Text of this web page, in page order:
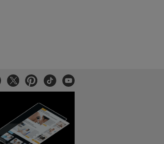
TwitterPinterest
TiktokYoutube